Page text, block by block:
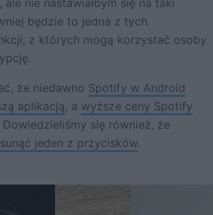
będzie to jedna z tych
z których mogą korzystać osoby
że niedawno Spotify w Android
aplikacją, a wyższe ceny Spotify
Dowiedzieliśmy się również, że
jeden z przycisków.